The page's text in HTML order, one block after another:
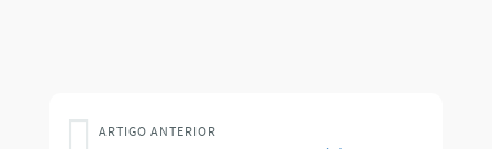
ARTIGO ANTERIOR